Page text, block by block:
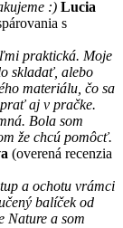
:) Lucia
s
praktická. Moje
skladať, alebo
materiálu, čo sa
aj v pračke.
Bola som
že chcú pomôcť.
(overená recenzia
a ochotu vrámci
balíček od
Nature a som